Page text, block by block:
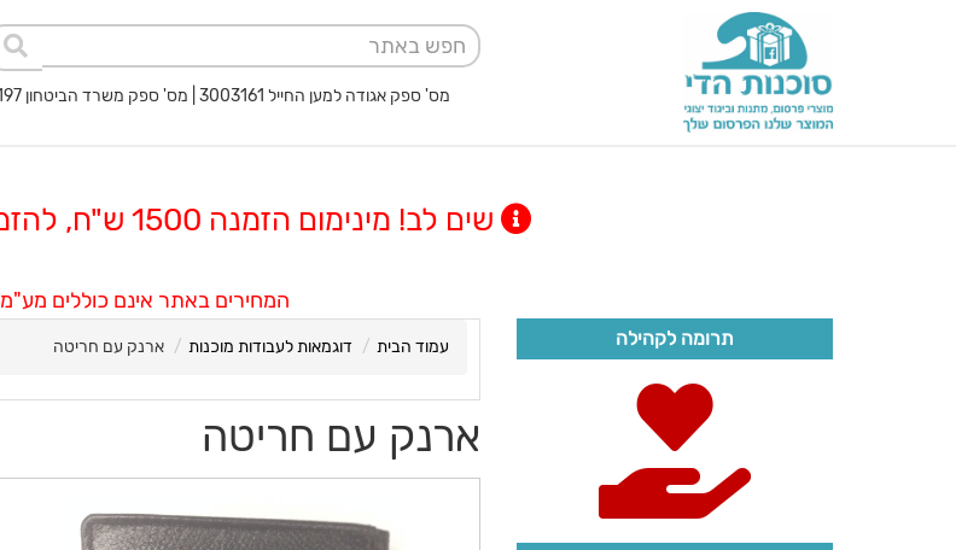
מס' ספק אגודה למען החייל 3003161 | מס' ספק משרד הביטחון 11010197 | מס' ספק משטרת ישראל 40017932
שים לב! מינימום הזמנה 1500 ש"ח, להזמנות 08-8564549
המחירים באתר אינם כוללים מע"מ
עמוד הבית דוגמאות לעבודות מוכנות ארנק עם חריטה
ארנק עם חריטה
תרומה לקהילה